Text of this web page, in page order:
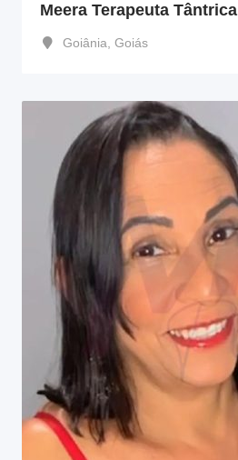
Meera Terapeuta Tântrica
Goiânia Goiás